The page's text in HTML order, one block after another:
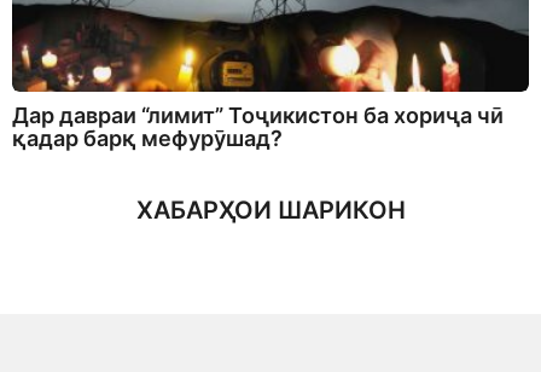
Дар давраи “лимит” Тоҷикистон ба хориҷа чӣ
қадар барқ мефурӯшад?
ХАБАРҲОИ ШАРИКОН